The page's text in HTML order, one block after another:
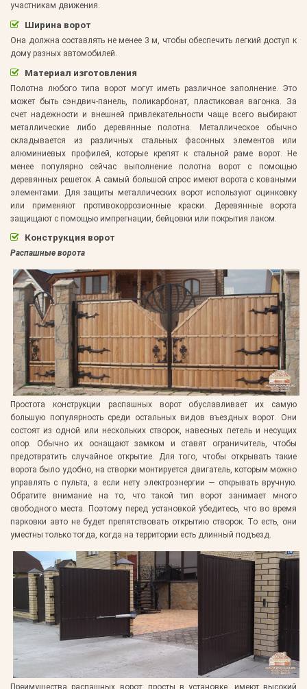
участникам движения.
Ширина ворот
Она должна составлять не менее 3 м, чтобы обеспечить легкий доступ к
дому разных автомобилей.
Материал изготовления
Полотна любого типа ворот могут иметь различное заполнение. Это
может быть сэндвич-панель, поликарбонат, пластиковая вагонка. За
счет надежности и внешней привлекательности чаще всего выбирают
металлические либо деревянные полотна. Металлическое обычно
складывается из различных стальных фасонных элементов или
алюминиевых профилей, которые крепят к стальной раме ворот. Не
менее популярно сейчас выполнение полотна ворот с помощью
деревянных решеток. А самый большой спрос имеют ворота с коваными
элементами. Для защиты металлических ворот используют оцинковку
или применяют противокоррозионные краски. Деревянные ворота
защищают с помощью импрегнации, бейцовки или покрытия лаком.
Конструкция ворот
Распашные ворота
Простота конструкции распашных ворот обуславливает их самую
большую популярность среди остальных видов въездных ворот. Они
состоят из одной или нескольких створок, навесных петель и несущих
опор. Обычно их оснащают замком и ставят ограничитель, чтобы
предотвратить случайное открытие. Для того, чтобы открывать такие
ворота было удобно, на створки монтируется двигатель, которым можно
управлять с пульта, а если нету электроэнергии — открывать вручную.
Обратите внимание на то, что такой тип ворот занимает много
свободного места. Поэтому перед установкой убедитесь, что во время
парковки авто не будет препятствовать открытию створок. То есть, они
уместны только тогда, когда на территории есть длинный подъезд.
Преимущества распашных ворот: просты в установке, имеют высокий